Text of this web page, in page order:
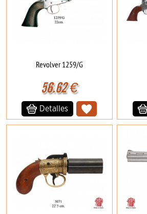
Revolver 1259/G
56.62€
Detalles